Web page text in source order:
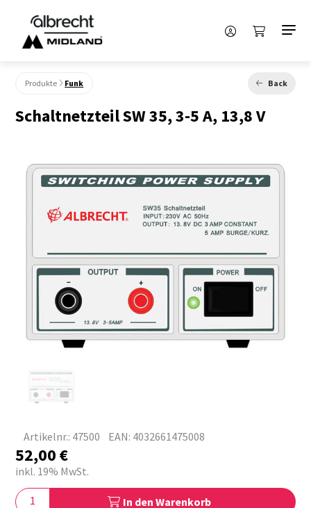
Produkte Funk Back
Schaltnetzteil SW 35, 3-5 A, 13,8 V
Artikelnr.: 47500 EAN: 4032661475008
52,00€
inkl. 19% MwSt.
In den Warenkorb